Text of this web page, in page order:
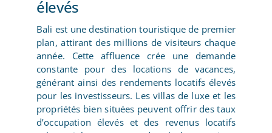
élevés
Bali est une destination touristique de premier
plan, attirant des millions de visiteurs chaque
année. Cette affluence crée une demande
constante pour des locations de vacances,
générant ainsi des rendements locatifs élevés
pour les investisseurs. Les villas de luxe et les
propriétés bien situées peuvent offrir des taux
d’occupation élevés et des revenus locatifs